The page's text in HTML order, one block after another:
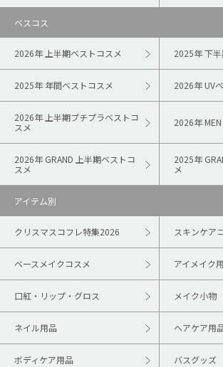
ベスコス
2026年 上半期ベストコスメ 2025年 下
2025年 年間ベストコスメ 2026年 UV
2026年 上半期プチプラベストコ
スメ
2026年
2026年 GRAND 上半期ベストコ
スメ
2025年
メ
アイテム別
クリスマスコフレ特集2026 スキンケア
ベースメイクコスメ アイメイク
口紅・リップ・グロス メイク小物
ネイル用品 ヘアケア用
ボディケア用品 バスグッズ